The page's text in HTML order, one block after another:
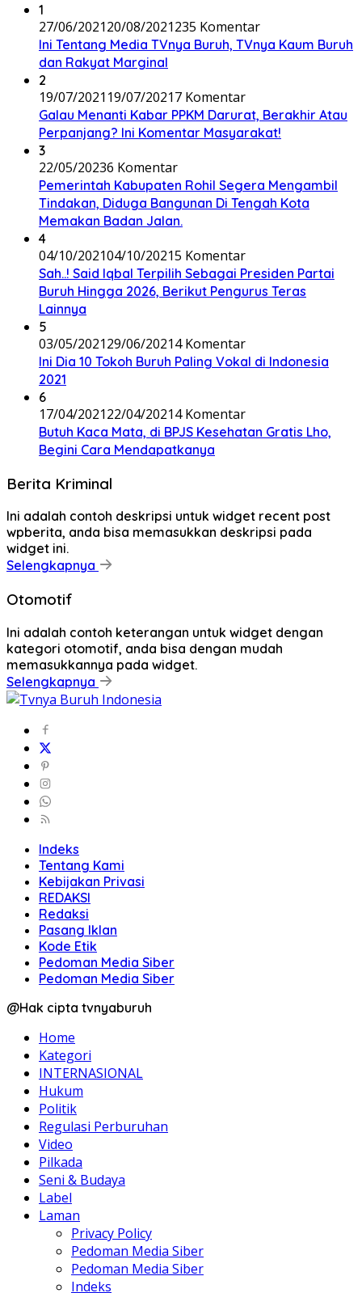
1
27/06/202120/08/2021235 Komentar
Ini Tentang Media TVnya Buruh, TVnya Kaum Buruh
dan Rakyat Marginal
2
19/07/2021 19/07/20217 Komentar
Galau Menanti Kabar PPKM Darurat, Berakhir Atau
Perpanjang? Ini Komentar Masyarakat!
3
22/05/20236 Komentar
Pemerintah Kabupaten Rohil Segera Mengambil
Tindakan, Diduga Bangunan Di Tengah Kota
Memakan Badan Jalan.
4
04/10/202104/10/20215 Komentar
Sah..! Said Iqbal Terpilih Sebagai Presiden Partai
Buruh Hingga 2026, Berikut Pengurus Teras
Lainnya
5
03/05/202129/06/20214 Komentar
Ini Dia 10 Tokoh Buruh Paling Vokal di Indonesia
2021
6
17/04/202122/04/20214 Komentar
Butuh Kaca Mata, di BPJS Kesehatan Gratis Lho,
Begini Cara Mendapatkanya
Berita Kriminal
Ini adalah contoh deskripsi untuk widget recent post
wpberita, anda bisa memasukkan deskripsi pada
widget ini.
Selengkapnya
Otomotif
Ini adalah contoh keterangan untuk widget dengan
kategori otomotif, anda bisa dengan mudah
memasukkannya pada widget.
Selengkapnya
Indeks
Tentang Kami
Kebijakan Privasi
REDAKSI
Redaksi
Pasang Iklan
Kode Etik
Pedoman Media Siber
Pedoman Media Siber
@Hak cipta tvnyaburuh
Home
Kategori
INTERNASIONAL
Hukum
Politik
Regulasi Perburuhan
Video
Pilkada
Seni & Budaya
Label
Laman
Privacy Policy
Pedoman Media Siber
Pedoman Media Siber
Indeks